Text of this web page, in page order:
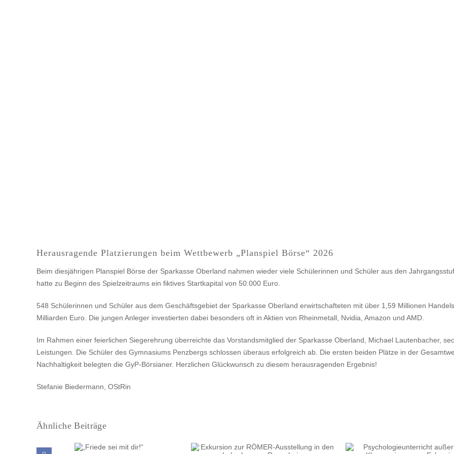
Herausragende Platzierungen beim Wettbewerb „Planspiel Börse“ 2026
Beim diesjährigen Planspiel Börse der Sparkasse Oberland nahmen wieder viele Schülerinnen und Schüler aus den
hatte zu Beginn des Spielzeitraums ein fiktives Startkapital von 50.000 Euro.
548 Schülerinnen und Schüler aus dem Geschäftsgebiet der Sparkasse Oberland erwirtschafteten mit über 1,59 Millionen
Milliarden Euro. Die jungen Anleger investierten dabei besonders oft in Aktien von Rheinmetall, Nvidia, Amazon und AMD.
Im Rahmen einer feierlichen Siegerehrung überreichte das Vorstandsmitglied der Sparkasse Oberland, Michael Lautenbacher,
Leistungen. Die Schüler des Gymnasiums Penzbergs schlossen überaus erfolgreich ab. Die ersten beiden Plätze in der
Nachhaltigkeit belegten die GyP-Börsianer. Herzlichen Glückwunsch zu diesem herausragenden Ergebnis!
Stefanie Biedermann, OStRin
Ähnliche Beiträge
Exkursion zur RÖMER-